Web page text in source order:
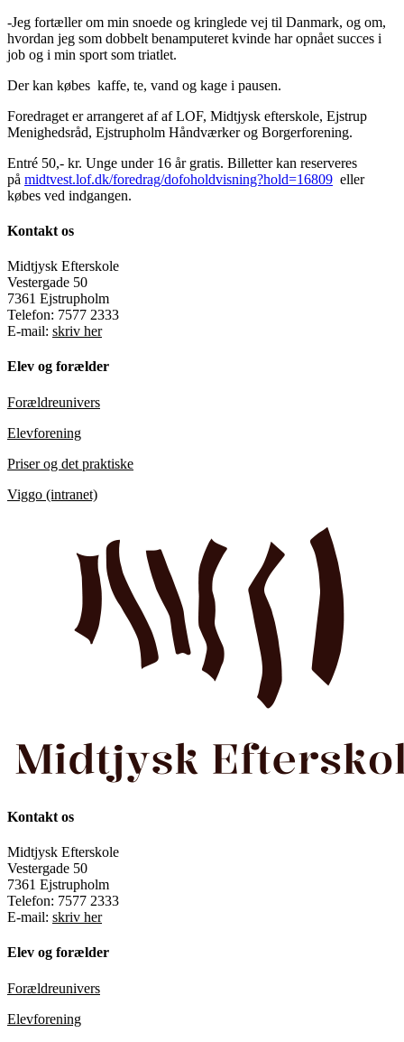
-Jeg fortæller om min snoede og kringlede vej til Danmark, og om,
hvordan jeg som dobbelt benamputeret kvinde har opnået succes i
job og i min sport som triatlet.
Der kan købes kaffe, te, vand og kage i pausen.
Foredraget er arrangeret af af LOF, Midtjysk efterskole, Ejstrup
Menighedsråd, Ejstrupholm Håndværker og Borgerforening.
Entré 50,- kr. Unge under 16 år gratis. Billetter kan reserveres
på midtvest.lof.dk/foredrag/dofoholdvisning?hold=16809 eller
købes ved indgangen.
Kontakt os
Midtjysk Efterskole
Vestergade 50
7361 Ejstrupholm
Telefon: 7577 2333
E-mail: skriv her
Elev og forælder
Forældreunivers
Elevforening
Priser og det praktiske
Viggo (intranet)
Kontakt os
Midtjysk Efterskole
Vestergade 50
7361 Ejstrupholm
Telefon: 7577 2333
E-mail: skriv her
Elev og forælder
Forældreunivers
Elevforening